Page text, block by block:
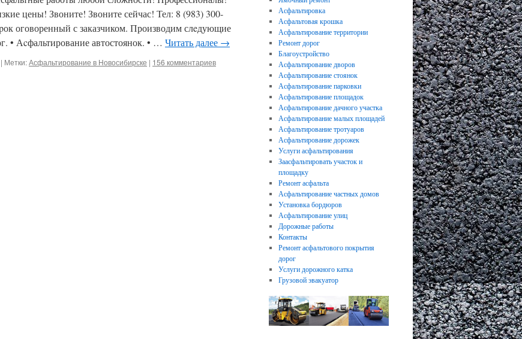
цены! Звоните! Звоните сейчас! Тел: 8 (983) 300-
оговоренный с заказчиком. Производим слeдующие
• Аcфальтирование автостоянок. • … Читать далее →
| Метки:Асфальтирование в Новосибирске | 156 комментариев
Асфальтировка
Асфальтовая крошка
Асфальтирование территории
Ремонт дорог
Благоустройство
Асфальтирование дворов
Асфальтирование стоянок
Асфальтирование парковки
Асфальтирование площадок
Асфальтирование дачного участка
Асфальтирование малых площадей
Асфальтирование тротуаров
Асфальтирование дорожек
Услуги асфальтирования
Заасфальтировать участок и
площадку
Ремонт асфальта
Асфальтирование частных домов
Установка бордюров
Асфальтирование улиц
Дорожные работы
Контакты
Ремонт асфальтового покрытия
дорог
Услуги дорожного катка
Грузовой эвакуатор